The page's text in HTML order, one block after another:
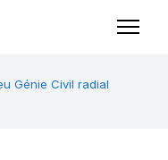
Génie Civil radial